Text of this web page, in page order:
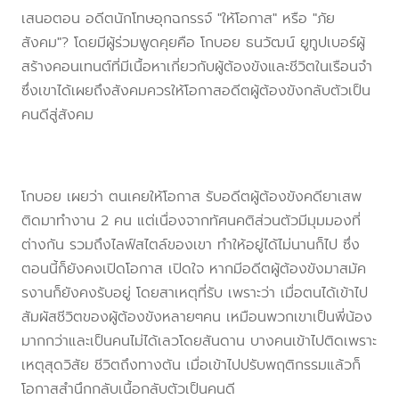
เสนอตอน อดีตนักโทษอุกฉกรรจ์ "ให้โอกาส" หรือ "ภัย
สังคม"? โดยมีผู้ร่วมพูดคุยคือ โกบอย ธนวัฒน์ ยูทูปเบอร์ผู้
สร้างคอนเทนต์ที่มีเนื้อหาเกี่ยวกับผู้ต้องขังและชีวิตในเรือนจำ
ซึ่งเขาได้เผยถึงสังคมควรให้โอกาสอดีตผู้ต้องขังกลับตัวเป็น
คนดีสู่สังคม
โกบอย เผยว่า ตนเคยให้โอกาส รับอดีตผู้ต้องขังคดียาเสพ
ติดมาทำงาน 2 คน แต่เนื่องจากทัศนคติส่วนตัวมีมุมมองที่
ต่างกัน รวมถึงไลฟ์สไตล์ของเขา ทำให้อยู่ได้ไม่นานก็ไป ซึ่ง
ตอนนี้ก็ยังคงเปิดโอกาส เปิดใจ หากมีอดีตผู้ต้องขังมาสมัค
รงานก็ยังคงรับอยู่ โดยสาเหตุที่รับ เพราะว่า เมื่อตนได้เข้าไป
สัมผัสชีวิตของผู้ต้องขังหลายๆคน เหมือนพวกเขาเป็นพี่น้อง
มากกว่าและเป็นคนไม่ได้เลวโดยสันดาน บางคนเข้าไปติดเพราะ
เหตุสุดวิสัย ชีวิตถึงทางตัน เมื่อเข้าไปปรับพฤติกรรมแล้วก็
โอกาสสำนึกกลับเนื้อกลับตัวเป็นคนดี